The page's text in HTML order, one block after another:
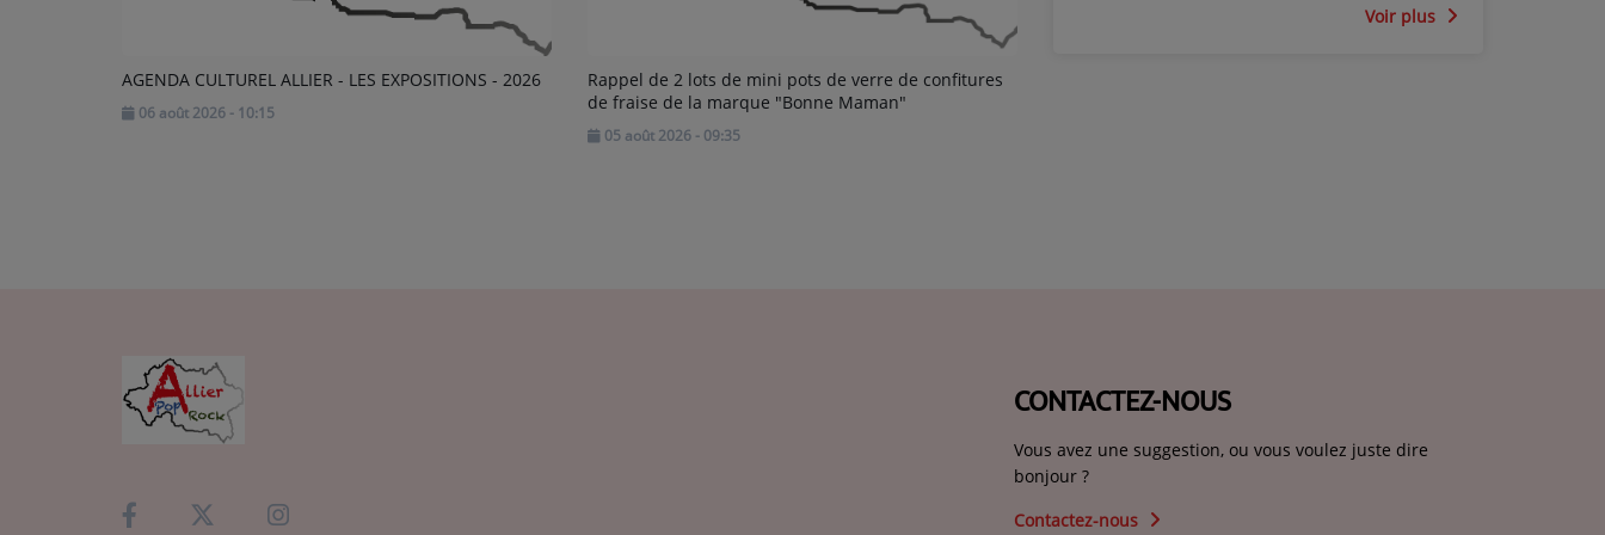
AGENDA CULTUREL ALLIER - LES EXPOSITIONS - 2026
06 août 2026 - 10:15
Rappel de 2 lots de mini pots de verre de confitures
de fraise de la marque "Bonne Maman"
05 août 2026 - 09:35
Voir plus
CONTACTEZ-NOUS
Vous avez une suggestion, ou vous voulez juste dire
bonjour ?
Contactez-nous